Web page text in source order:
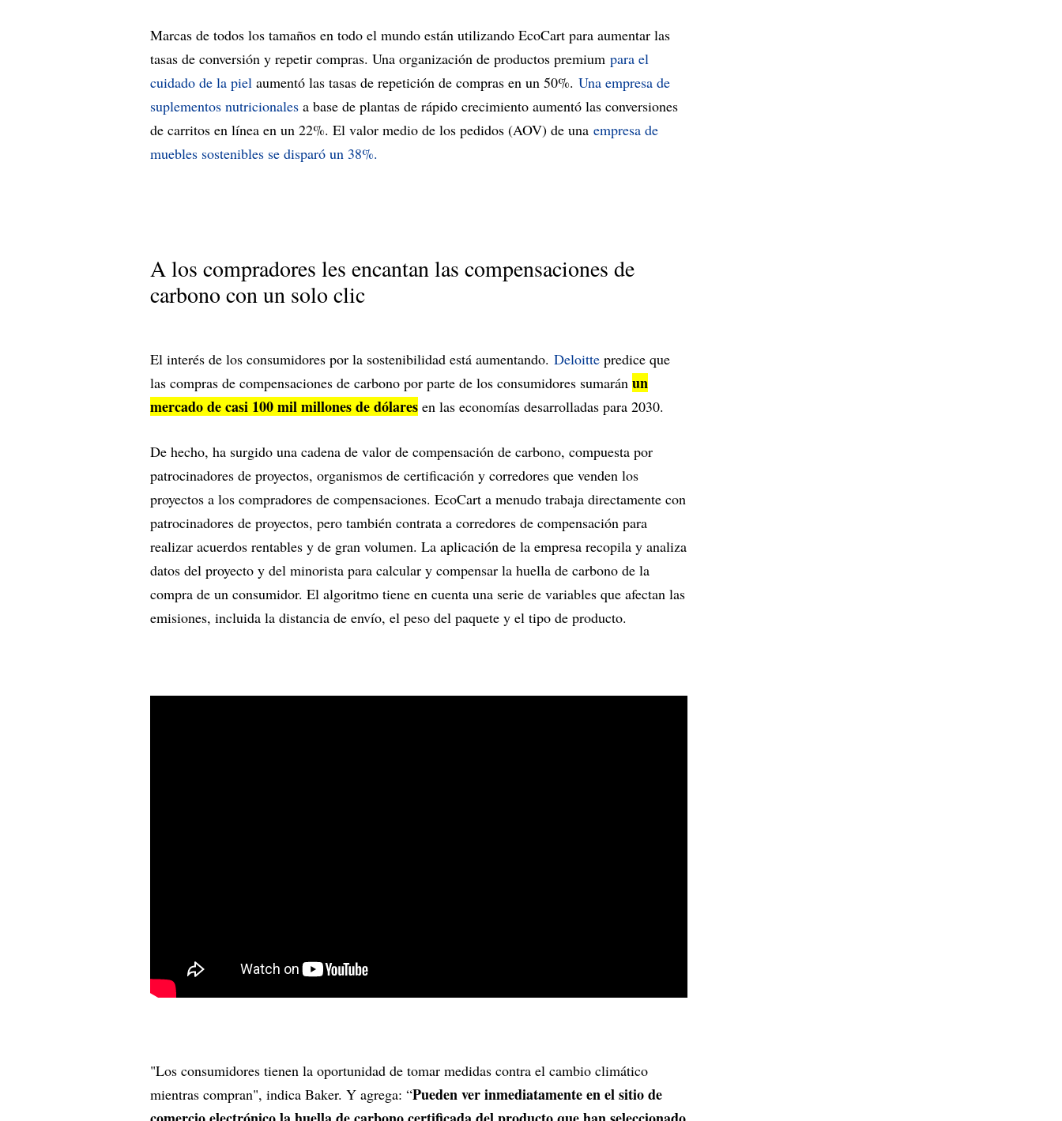
Marcas de todos los tamaños en todo el mundo están utilizando EcoCart para aumentar las
tasas de conversión y repetir compras. Una organización de productos premium para el
cuidado de la piel aumentó las tasas de repetición de compras en un 50%. Una empresa de
suplementos nutricionales a base de plantas de rápido crecimiento aumentó las conversiones
de carritos en línea en un 22%. El valor medio de los pedidos (AOV) de una empresa de
muebles sostenibles se disparó un 38%.
A los compradores les encantan las compensaciones de
carbono con un solo clic
El interés de los consumidores por la sostenibilidad está aumentando. Deloitte predice que
las compras de compensaciones de carbono por parte de los consumidores sumarán un
mercado de casi 100 mil millones de dólares en las economías desarrolladas para 2030.
De hecho, ha surgido una cadena de valor de compensación de carbono, compuesta por
patrocinadores de proyectos, organismos de certificación y corredores que venden los
proyectos a los compradores de compensaciones. EcoCart a menudo trabaja directamente con
patrocinadores de proyectos, pero también contrata a corredores de compensación para
realizar acuerdos rentables y de gran volumen. La aplicación de la empresa recopila y analiza
datos del proyecto y del minorista para calcular y compensar la huella de carbono de la
compra de un consumidor. El algoritmo tiene en cuenta una serie de variables que afectan las
emisiones, incluida la distancia de envío, el peso del paquete y el tipo de producto.
"Los consumidores tienen la oportunidad de tomar medidas contra el cambio climático
mientras compran", indica Baker. Y agrega: “Pueden ver inmediatamente en el sitio de